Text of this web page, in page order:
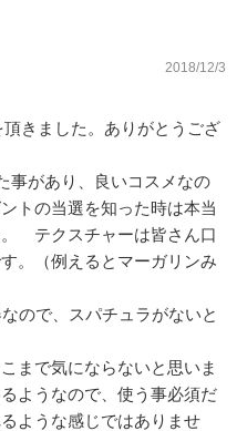
2018/12/3
きました。ありがとうござ
事があり、良いコスメなの
トの当選を知った時は本当
テクスチャーは皆さん口
。（例えるとマーガリンみ
ので、スパチュラがないと
まで気にならないと思いま
ようなので、使う事必須だ
ような感じではありませ